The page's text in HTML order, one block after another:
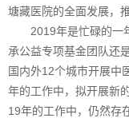
塘藏医院的全面发展，
2019年是忙碌的一
承公益专项基金团队还
国内外12个城市开展中
年的工作中，拟开展新
19年的工作中，仍然存